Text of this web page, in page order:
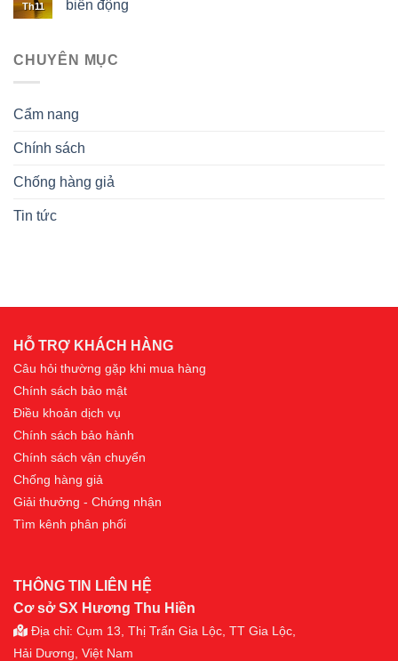
Th11
biến động
CHUYÊN MỤC
Cẩm nang
Chính sách
Chống hàng giả
Tin tức
HỖ TRỢ KHÁCH HÀNG
Câu hỏi thường gặp khi mua hàng
Chính sách bảo mật
Điều khoản dịch vụ
Chính sách bảo hành
Chính sách vận chuyển
Chống hàng giả
Giải thưởng - Chứng nhận
Tìm kênh phân phối
THÔNG TIN LIÊN HỆ
Cơ sở SX Hương Thu Hiền
Địa chỉ: Cụm 13, Thị Trấn Gia Lộc, TT Gia Lộc,
Hải Dương, Việt Nam